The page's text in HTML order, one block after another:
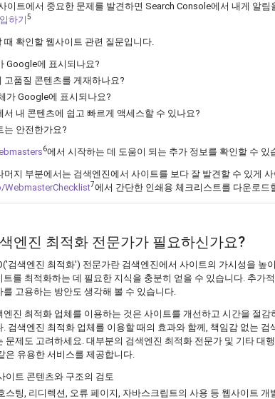
이트에서 중요한 문제를 발견하면 Search Console에서 내게 알
하기5
때 확인할 웹사이트 관련 질문입니다.
Google에 표시되나요?
고품질 콘텐츠를 게재하나요?
가 Google에 표시되나요?
서 내 콘텐츠에 쉽고 빠르게 액세스할 수 있나요?
는 안전한가요?
6에서 시작하는 데 도움이 되는 추가 정보를 확인할 수 있
머지 부분에서는 검색엔진에서 사이트를 보다 잘 발견할 수 있게
WebmasterChecklist7에서 간단한 인쇄용 체크리스트를 다운로드
엔진 최적화 전문가가 필요하신가요?
검색엔진 최적화') 전문가란 검색엔진에서 사이트의 가시성을 높
트를 최적화하는 데 필요한 지식을 충분히 얻을 수 있습니다. 추가
를 고용하는 방안도 생각해 볼 수 있습니다.
엔진 최적화 업체를 이용하는 것은 사이트를 개선하고 시간을 절
. 검색엔진 최적화 업체를 이용할 때의 효과와 함께, 책임감 없는
문제도 고려하세요. 대부분의 검색엔진 최적화 전문가 및 기타 대
은 유용한 서비스를 제공합니다.
이트 콘텐츠와 구조의 검토
스팅, 리디렉션, 오류 페이지, 자바스크립트의 사용 등 웹사이트 개